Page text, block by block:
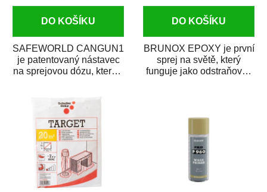
DO KOŠÍKU
SAFEWORLD CANGUN1
je patentovaný nástavec
na sprejovou dózu, který ji
DO KOŠÍKU
BRUNOX EPOXY je první
sprej na světě, který
funguje jako odstraňovač